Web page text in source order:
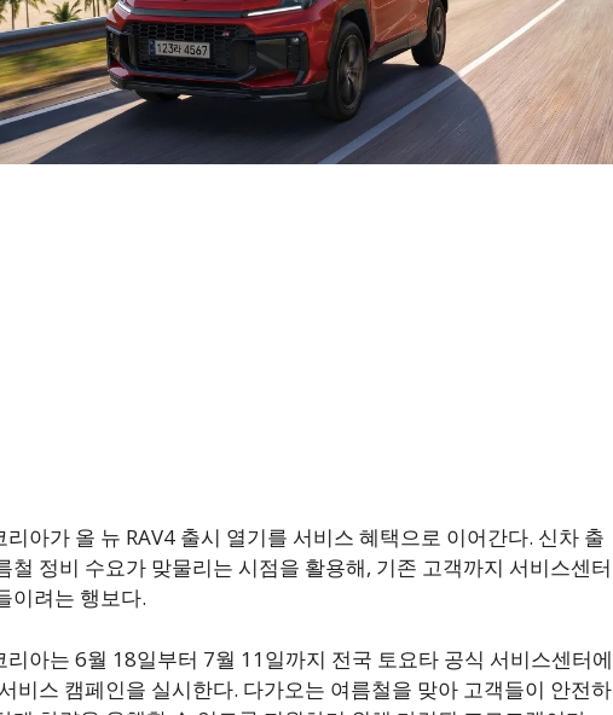
리아가 올 뉴 RAV4 출시 열기를 서비스 혜택으로 이어간다. 신차 출
철 정비 수요가 맞물리는 시점을 활용해, 기존 고객까지 서비스센터
이려는 행보다.
리아는 6월 18일부터 7월 11일까지 전국 토요타 공식 서비스센터에
비스 캠페인을 실시한다. 다가오는 여름철을 맞아 고객들이 안전하